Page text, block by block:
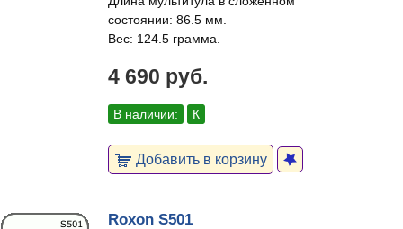
состоянии: 86.5 мм.
Вес: 124.5 грамма.
4 690 руб.
В наличии: К
Добавить в корзину
Roxon S501